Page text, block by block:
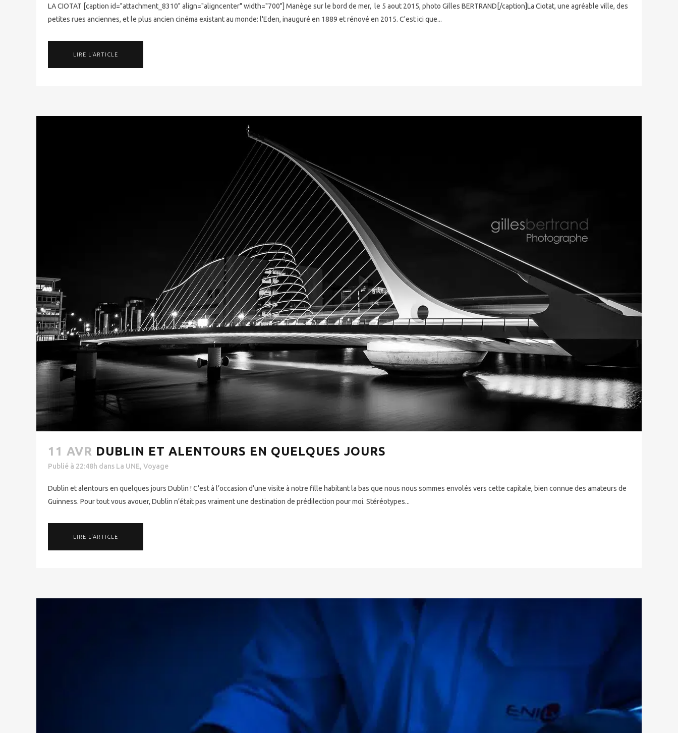
LA CIOTAT [caption id="attachment_8310" align="aligncenter" width="700"] Manège sur le bord de mer, le 5 aout 2015, photo Gilles BERTRAND[/caption]La Ciotat, une agréable ville, des
petites rues anciennes, et le plus ancien cinéma existant au monde: l'Eden, inauguré en 1889 et rénové en 2015. C'est ici que...
LIRE L'ARTICLE
11 AVR DUBLIN ET ALENTOURS EN QUELQUES JOURS
Publié à 22:48h dans La UNE, Voyage
Dublin et alentours en quelques jours Dublin ! C’est à l’occasion d’une visite à notre fille habitant la bas que nous nous sommes envolés vers cette capitale, bien connue des amateurs de
Guinness. Pour tout vous avouer, Dublin n’était pas vraiment une destination de prédilection pour moi. Stéréotypes...
LIRE L'ARTICLE